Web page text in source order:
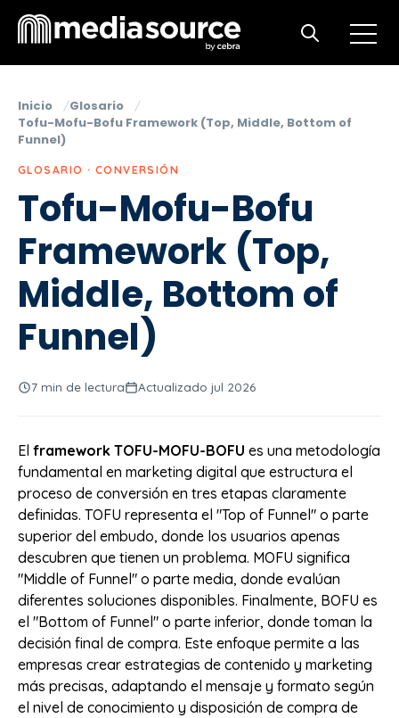
Open
Open search
Inicio
Glosario
Tofu-Mofu-Bofu Framework (Top, Middle, Bottom of
Funnel)
GLOSARIO · CONVERSIÓN
Tofu-Mofu-Bofu
Framework (Top,
Middle, Bottom of
Funnel)
7 min de lectura Actualizado jul 2026
El framework TOFU-MOFU-BOFU es una metodología
fundamental en marketing digital que estructura el
proceso de conversión en tres etapas claramente
definidas. TOFU representa el "Top of Funnel" o parte
superior del embudo, donde los usuarios apenas
descubren que tienen un problema. MOFU significa
"Middle of Funnel" o parte media, donde evalúan
diferentes soluciones disponibles. Finalmente, BOFU es
el "Bottom of Funnel" o parte inferior, donde toman la
decisión final de compra. Este enfoque permite a las
empresas crear estrategias de contenido y marketing
más precisas, adaptando el mensaje y formato según
el nivel de conocimiento y disposición de compra de